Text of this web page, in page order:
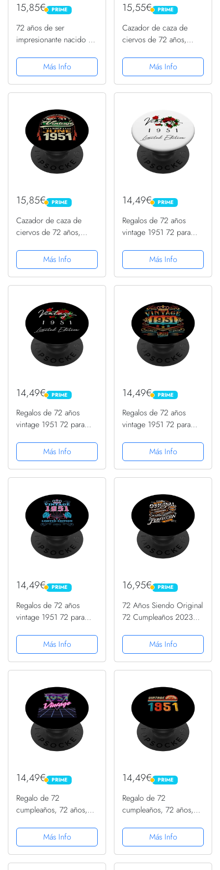
15,85€ PRIME
PRIME
72 años de ser
impresionante nacido en
cumpleaños PopSockets
PopGrip Intercambiable
Más Info
15,55€ PRIME
PRIME
Cazador de caza de
ciervos de 72 años,
1951, 72 cumpleaños
PopSockets PopGrip
Intercambiable
Más Info
15,85€ PRIME
PRIME
Cazador de caza de
ciervos de 72 años,
1951, 72 cumpleaños
PopSockets PopGrip
Intercambiable
Más Info
14,49€ PRIME
PRIME
Regalos de 72 años
vintage 1951 72 para
cumpleaños PopSockets
PopGrip Intercambiable
Más Info
14,49€ PRIME
PRIME
Regalos de 72 años
vintage 1951 72 para
cumpleaños PopSockets
PopGrip Intercambiable
Más Info
14,49€ PRIME
PRIME
Regalos de 72 años
vintage 1951 72 para
cumpleaños PopSockets
PopGrip Intercambiable
Más Info
14,49€ PRIME
PRIME
Regalos de 72 años
vintage 1951 72 para
cumpleaños PopSockets
PopGrip Intercambiable
Más Info
16,95€ PRIME
PRIME
72 Años Siendo Original
72 Cumpleaños 2023
PopSockets PopGrip
Intercambiable
Más Info
14,49€ PRIME
PRIME
Regalo de 72
cumpleaños, 72 años,
retro, vintage, 1951
PopSockets PopGrip
Intercambiable
Más Info
14,49€ PRIME
PRIME
Regalo de 72
cumpleaños, 72 años,
retro, vintage, 1951
PopSockets PopGrip
Intercambiable
Más Info